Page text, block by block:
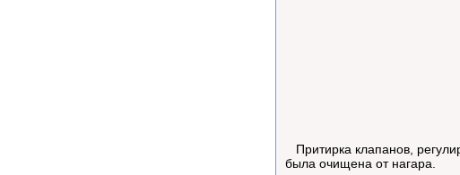
Притирка клапанов,
была очищена от нагара.